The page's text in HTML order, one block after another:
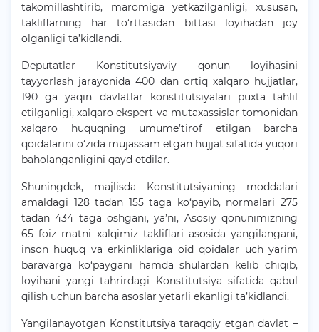
takomillashtirib, maromiga yetkazilganligi, xususan,
takliflarning har to‘rttasidan bittasi loyihadan joy
olganligi ta’kidlandi.
Deputatlar Konstitutsiyaviy qonun loyihasini
tayyorlash jarayonida 400 dan ortiq xalqaro hujjatlar,
190 ga yaqin davlatlar konstitutsiyalari puxta tahlil
etilganligi, xalqaro ekspert va mutaxassislar tomonidan
xalqaro huquqning umume’tirof etilgan barcha
qoidalarini o‘zida mujassam etgan hujjat sifatida yuqori
baholanganligini qayd etdilar.
Shuningdek, majlisda Konstitutsiyaning moddalari
amaldagi 128 tadan 155 taga ko‘payib, normalari 275
tadan 434 taga oshgani, ya’ni, Asosiy qonunimizning
65 foiz matni xalqimiz takliflari asosida yangilangani,
inson huquq va erkinliklariga oid qoidalar uch yarim
baravarga ko‘paygani hamda shulardan kelib chiqib,
loyihani yangi tahrirdagi Konstitutsiya sifatida qabul
qilish uchun barcha asoslar yetarli ekanligi ta’kidlandi.
Yangilanayotgan Konstitutsiya taraqqiy etgan davlat –